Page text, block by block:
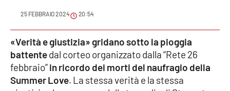
Meteo
Editoriali
VIDEO
25 FEBBRAIO 2024 20:54
«Verità e giustizia» gridano sotto la pioggia
battentedal corteo organizzato dalla “Rete 26
febbraio”in ricordo dei morti del naufragio della
Summer Love. La stessa verità e la stessa